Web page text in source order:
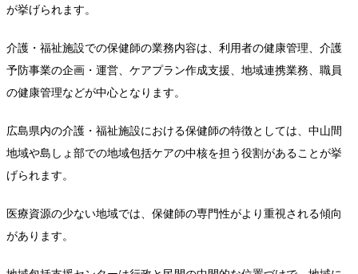
が挙げられます。
介護・福祉施設での保健師の業務内容は、利用者の健康管理、介護
予防事業の企画・運営、ケアプラン作成支援、地域連携業務、職員
の健康管理などが中心となります。
広島県内の介護・福祉施設における保健師の特徴としては、中山間
地域や島しょ部での地域包括ケアの中核を担う役割があることが挙
げられます。
医療資源の少ない地域では、保健師の専門性がより重視される傾向
があります。